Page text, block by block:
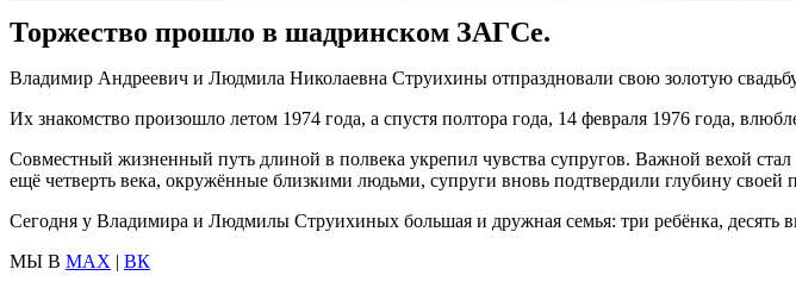
Торжество прошло в шадринском ЗАГСе.
Владимир Андреевич и Людмила Николаевна Струихины отпраздновали свою золотую
Их знакомство произошло летом 1974 года, а спустя полтора года, 14 февраля 1976 года,
Совместный жизненный путь длиной в полвека укрепил чувства супругов. Важной вехой
ещё четверть века, окружённые близкими людьми, супруги вновь подтвердили глубину
Сегодня у Владимира и Людмилы Струихиных большая и дружная семья: три ребёнка, десять
МЫ В MAX | ВК